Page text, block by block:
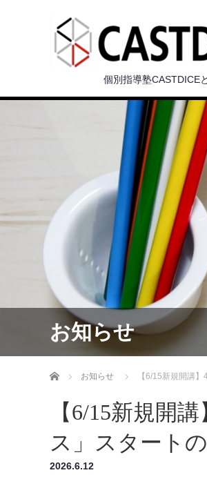
個別指導塾CASTDICE
お知らせ
ホーム お知らせ 【6/15新規開講
【6/15新規開
ス」スタート
2026.6.12